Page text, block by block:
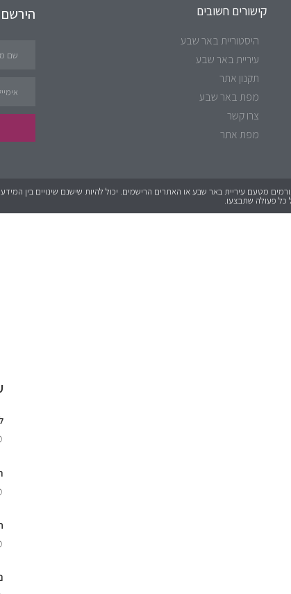
קישורים חשובים
היסטוריית באר שבע
עיריית באר שבע
תקנון אתר
מפת באר שבע
צרו קשר
מפת אתר